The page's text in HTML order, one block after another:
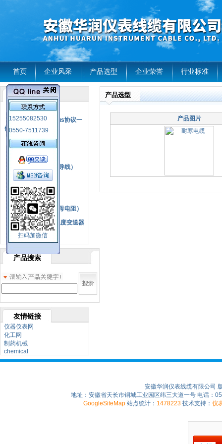
首页 企业风采 产品选型 企业荣誉 行业标准
15255082530
0550-7511739
扫码加微信
产品列表
风电温度传感器
RS485通讯modbus协议一
体化现场智能仪表
热电偶
热电偶补偿电缆（导线）
振动传感器
热电阻
铂热电阻元件（云母电阻）
SBW系列一体化温度变送器
双金属温度计
产品搜索
友情链接
仪器仪表网
化工网
制药机械
chemical
产品选型
产品图片
安徽华润仪表线缆有限公司
地址：安徽省天长市铜城工业园区纬三大道一号 电话：
GoogleSiteMap 站点统计： 1478223 技术支持： 仪